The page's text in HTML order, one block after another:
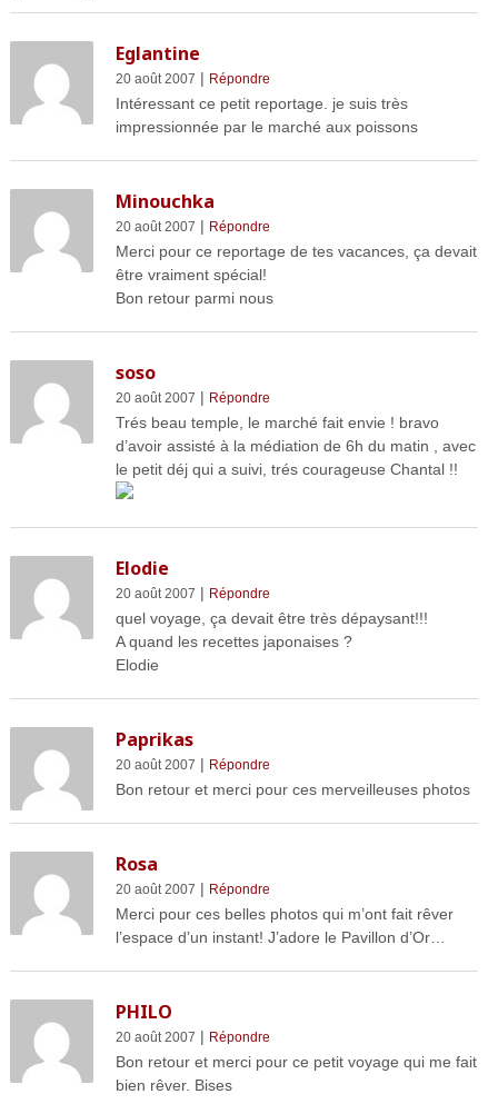
Eglantine
20 août 2007 | Répondre
Intéressant ce petit reportage. je suis très
impressionnée par le marché aux poissons
Minouchka
20 août 2007 | Répondre
Merci pour ce reportage de tes vacances, ça devait
être vraiment spécial!
Bon retour parmi nous
soso
20 août 2007 | Répondre
Trés beau temple, le marché fait envie ! bravo
d’avoir assisté à la médiation de 6h du matin , avec
le petit déj qui a suivi, trés courageuse Chantal !!
Elodie
20 août 2007 | Répondre
quel voyage, ça devait être très dépaysant!!!
A quand les recettes japonaises ?
Elodie
Paprikas
20 août 2007 | Répondre
Bon retour et merci pour ces merveilleuses photos
Rosa
20 août 2007 | Répondre
Merci pour ces belles photos qui m’ont fait rêver
l’espace d’un instant! J’adore le Pavillon d’Or…
PHILO
20 août 2007 | Répondre
Bon retour et merci pour ce petit voyage qui me fait
bien rêver. Bises